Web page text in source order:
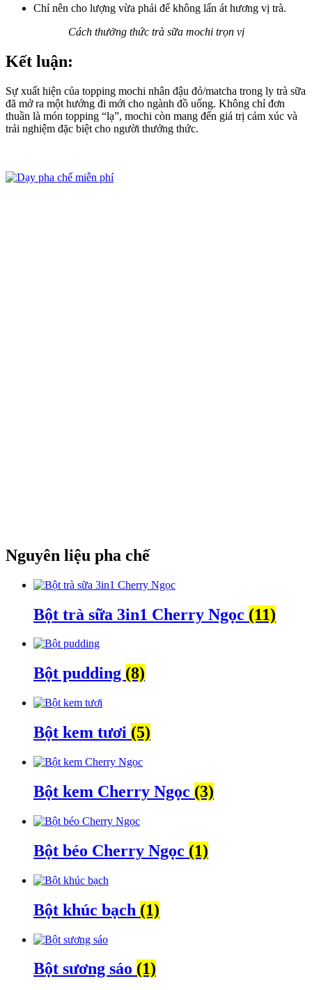
Chỉ nên cho lượng vừa phải để không lấn át hương vị trà.
Cách thưởng thức trà sữa mochi trọn vị
Kết luận:
Sự xuất hiện của topping mochi nhân đậu đỏ/matcha trong ly trà sữa
đã mở ra một hướng đi mới cho ngành đồ uống. Không chỉ đơn
thuần là món topping “lạ”, mochi còn mang đến giá trị cảm xúc và
trải nghiệm đặc biệt cho người thưởng thức.
Nguyên liệu pha chế
Bột trà sữa 3in1 Cherry Ngọc (11)
Bột pudding (8)
Bột kem tươi (5)
Bột kem Cherry Ngọc (3)
Bột béo Cherry Ngọc (1)
Bột khúc bạch (1)
Bột sương sáo (1)